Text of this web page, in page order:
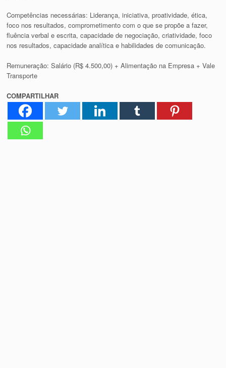
Competências necessárias: Liderança, iniciativa, proatividade, ética,
foco nos resultados, comprometimento com o que se propõe a fazer,
fluência verbal e escrita, capacidade de negociação, criatividade, foco
nos resultados, capacidade analítica e habilidades de comunicação.
Remuneração: Salário (R$ 4.500,00) + Alimentação na Empresa + Vale
Transporte
COMPARTILHAR